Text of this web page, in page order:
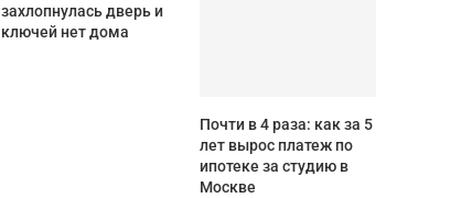
захлопнулась дверь и
ключей нет дома
Почти в 4 раза: как за 5
лет вырос платеж по
ипотеке за студию в
Москве